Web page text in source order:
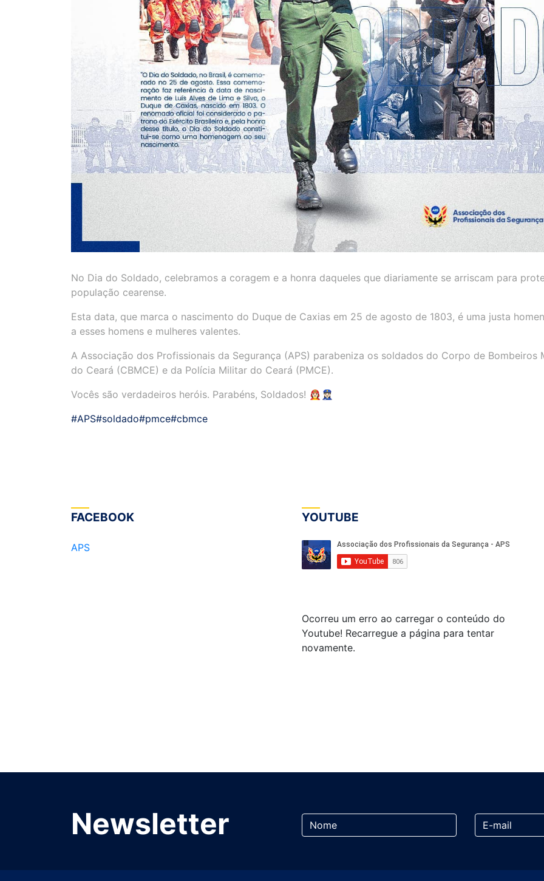
No Dia do Soldado, celebramos a coragem e a honra daqueles que diariamente se arriscam para
população cearense.
Esta data, que marca o nascimento do Duque de Caxias em 25 de agosto de 1803, é uma justa
a esses homens e mulheres valentes.
A Associação dos Profissionais da Segurança (APS) parabeniza os soldados do Corpo de Bombeiros
do Ceará (CBMCE) e da Polícia Militar do Ceará (PMCE).
Vocês são verdadeiros heróis. Parabéns, Soldados! 👩🏻‍🚒👮🏻‍♀️
#APS#soldado#pmce#cbmce
FACEBOOK
APS
YOUTUBE
Ocorreu um erro ao carregar o conteúdo do
Youtube! Recarregue a página para tentar
novamente.
Newsletter